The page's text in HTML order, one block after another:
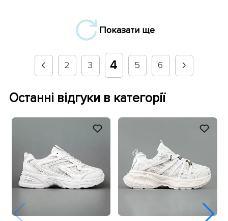
Показати ще
2 3 4 5 6
Останні відгуки в категорії